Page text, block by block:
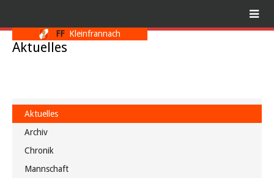
FF Kleinfrannach
Aktuelles
Aktuelles
Archiv
Chronik
Mannschaft